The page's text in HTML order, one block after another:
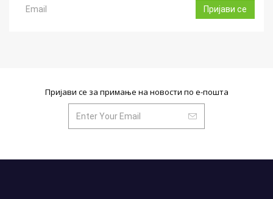
Пријави се
Пријави се за примање на новости по е-пошта